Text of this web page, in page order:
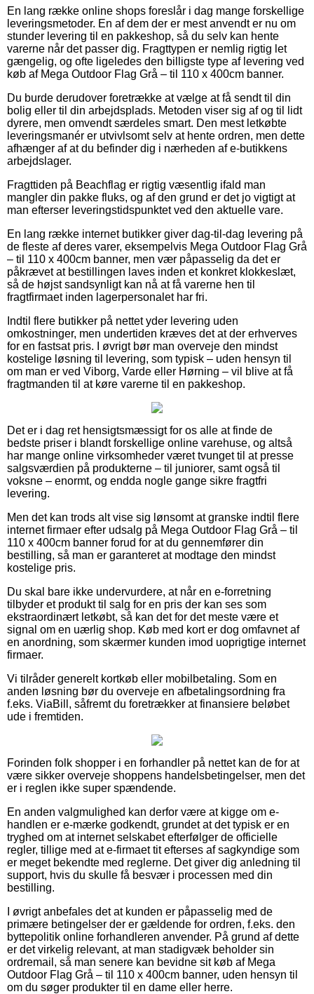
En lang række online shops foreslår i dag mange forskellige
leveringsmetoder. En af dem der er mest anvendt er nu om
stunder levering til en pakkeshop, så du selv kan hente
varerne når det passer dig. Fragttypen er nemlig rigtig let
gængelig, og ofte ligeledes den billigste type af levering ved
køb af Mega Outdoor Flag Grå – til 110 x 400cm banner.
Du burde derudover foretrække at vælge at få sendt til din
bolig eller til din arbejdsplads. Metoden viser sig af og til lidt
dyrere, men omvendt særdeles smart. Den mest letkøbte
leveringsmanér er utvivlsomt selv at hente ordren, men dette
afhænger af at du befinder dig i nærheden af e-butikkens
arbejdslager.
Fragttiden på Beachflag er rigtig væsentlig ifald man
mangler din pakke fluks, og af den grund er det jo vigtigt at
man efterser leveringstidspunktet ved den aktuelle vare.
En lang række internet butikker giver dag-til-dag levering på
de fleste af deres varer, eksempelvis Mega Outdoor Flag Grå
– til 110 x 400cm banner, men vær påpasselig da det er
påkrævet at bestillingen laves inden et konkret klokkeslæt,
så de højst sandsynligt kan nå at få varerne hen til
fragtfirmaet inden lagerpersonalet har fri.
Indtil flere butikker på nettet yder levering uden
omkostninger, men undertiden kræves det at der erhverves
for en fastsat pris. I øvrigt bør man overveje den mindst
kostelige løsning til levering, som typisk – uden hensyn til
om man er ved Viborg, Varde eller Hørning – vil blive at få
fragtmanden til at køre varerne til en pakkeshop.
Det er i dag ret hensigtsmæssigt for os alle at finde de
bedste priser i blandt forskellige online varehuse, og altså
har mange online virksomheder været tvunget til at presse
salgsværdien på produkterne – til juniorer, samt også til
voksne – enormt, og endda nogle gange sikre fragtfri
levering.
Men det kan trods alt vise sig lønsomt at granske indtil flere
internet firmaer efter udsalg på Mega Outdoor Flag Grå – til
110 x 400cm banner forud for at du gennemfører din
bestilling, så man er garanteret at modtage den mindst
kostelige pris.
Du skal bare ikke undervurdere, at når en e-forretning
tilbyder et produkt til salg for en pris der kan ses som
ekstraordinært letkøbt, så kan det for det meste være et
signal om en uærlig shop. Køb med kort er dog omfavnet af
en anordning, som skærmer kunden imod uoprigtige internet
firmaer.
Vi tilråder generelt kortkøb eller mobilbetaling. Som en
anden løsning bør du overveje en afbetalingsordning fra
f.eks. ViaBill, såfremt du foretrækker at finansiere beløbet
ude i fremtiden.
Forinden folk shopper i en forhandler på nettet kan de for at
være sikker overveje shoppens handelsbetingelser, men det
er i reglen ikke super spændende.
En anden valgmulighed kan derfor være at kigge om e-
handlen er e-mærke godkendt, grundet at det typisk er en
tryghed om at internet selskabet efterfølger de officielle
regler, tillige med at e-firmaet tit efterses af sagkyndige som
er meget bekendte med reglerne. Det giver dig anledning til
support, hvis du skulle få besvær i processen med din
bestilling.
I øvrigt anbefales det at kunden er påpasselig med de
primære betingelser der er gældende for ordren, f.eks. den
byttepolitik online forhandleren anvender. På grund af dette
er det virkelig relevant, at man stadigvæk beholder sin
ordremail, så man senere kan bevidne sit køb af Mega
Outdoor Flag Grå – til 110 x 400cm banner, uden hensyn til
om du søger produkter til en dame eller herre.